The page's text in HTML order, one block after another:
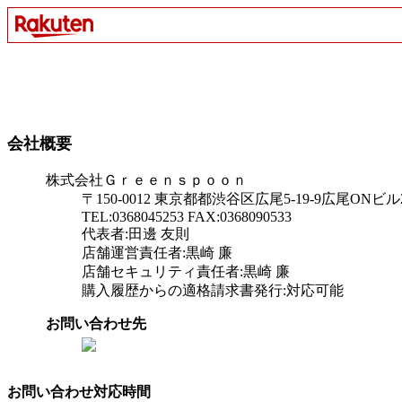
会社概要
株式会社Ｇｒｅｅｎｓｐｏｏｎ
〒150-0012 東京都都渋谷区広尾5-19-9広尾ONビル
TEL:0368045253 FAX:0368090533
代表者:田邊 友則
店舗運営責任者:黒崎 廉
店舗セキュリティ責任者:黒崎 廉
購入履歴からの適格請求書発行:対応可能
お問い合わせ先
お問い合わせ対応時間